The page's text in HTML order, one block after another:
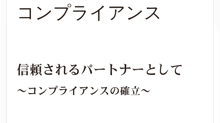
コンプライアンス
信頼されるパートナーとして
～コンプライアンスの確立～